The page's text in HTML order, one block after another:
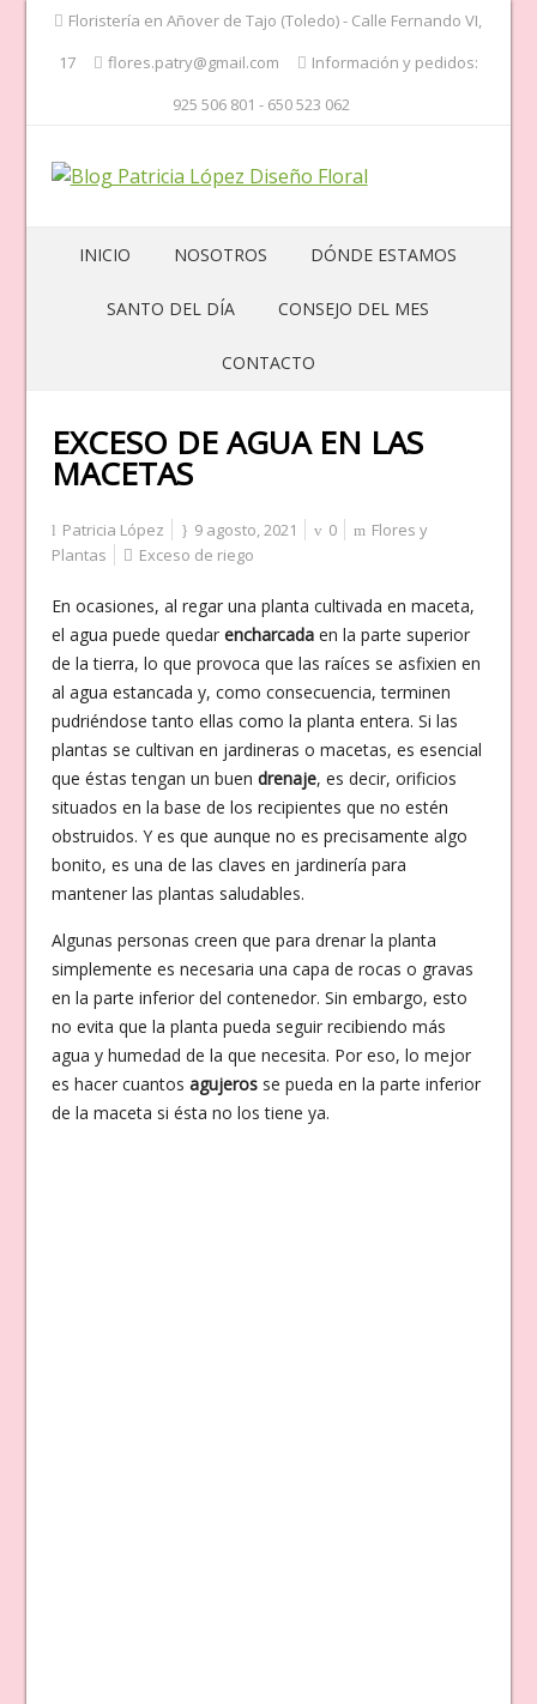
Floristería en Añover de Tajo (Toledo) - Calle Fernando VI,
17
flores.patry@gmail.com
Información y pedidos:
925 506 801 - 650 523 062
INICIO NOSOTROS DÓNDE ESTAMOS
SANTO DEL DÍA CONSEJO DEL MES
CONTACTO
EXCESO DE AGUA EN LAS
MACETAS
Patricia López 9 agosto, 2021 0
Flores y
Plantas
Exceso de riego
En ocasiones, al regar una planta cultivada en maceta,
el agua puede quedar encharcada en la parte superior
de la tierra, lo que provoca que las raíces se asfixien en
al agua estancada y, como consecuencia, terminen
pudriéndose tanto ellas como la planta entera. Si las
plantas se cultivan en jardineras o macetas, es esencial
que éstas tengan un buen drenaje, es decir, orificios
situados en la base de los recipientes que no estén
obstruidos. Y es que aunque no es precisamente algo
bonito, es una de las claves en jardinería para
mantener las plantas saludables.
Algunas personas creen que para drenar la planta
simplemente es necesaria una capa de rocas o gravas
en la parte inferior del contenedor. Sin embargo, esto
no evita que la planta pueda seguir recibiendo más
agua y humedad de la que necesita. Por eso, lo mejor
es hacer cuantos agujeros se pueda en la parte inferior
de la maceta si ésta no los tiene ya.